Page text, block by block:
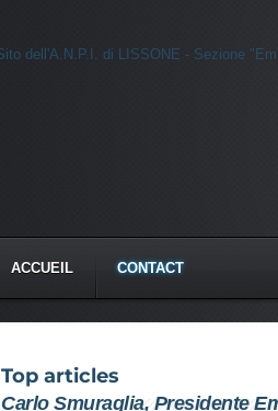
ACCUEIL CONTACT
Top articles
Carlo Smuraglia, Presidente